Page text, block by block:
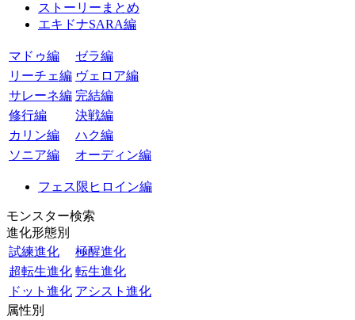
ストーリーまとめ
エキドナSARA編
マドゥ編
ゼラ編
リーチェ編 ヴェロア編
サレーネ編 完結編
修行編
決戦編
カリン編
ハク編
ソニア編
オーディン編
フェス限ヒロイン編
モンスター検索
進化形態別
試練進化
極醒進化
超転生進化 転生進化
ドット進化 アシスト進化
属性別